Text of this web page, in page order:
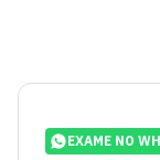
EXAME NO